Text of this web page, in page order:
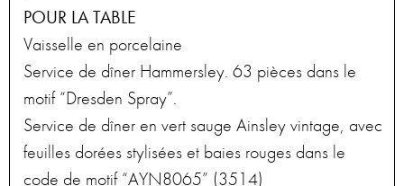
POUR LA TABLE
Vaisselle en porcelaine
Service de dîner Hammersley. 63 pièces dans le
motif “Dresden Spray”.
Service de dîner en vert sauge Ainsley vintage, avec
feuilles dorées stylisées et baies rouges dans le
code de motif “AYN8065” (3514)